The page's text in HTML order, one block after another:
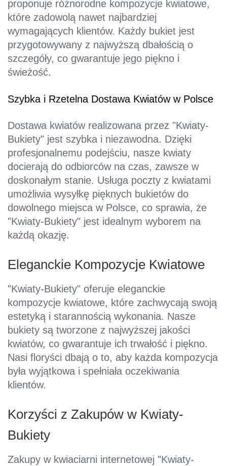
proponuje różnorodne kompozycje kwiatowe,
które zadowolą nawet najbardziej
wymagających klientów. Każdy bukiet jest
przygotowywany z najwyższą dbałością o
szczegóły, co gwarantuje jego piękno i
świeżość.
Szybka i Rzetelna Dostawa Kwiatów w Polsce
Dostawa kwiatów realizowana przez "Kwiaty-
Bukiety" jest szybka i niezawodna. Dzięki
profesjonalnemu podejściu, nasze kwiaty
docierają do odbiorców na czas, zawsze w
doskonałym stanie. Usługa poczty z kwiatami
umożliwia wysyłkę pięknych bukietów do
dowolnego miejsca w Polsce, co sprawia, że
"Kwiaty-Bukiety" jest idealnym wyborem na
każdą okazję.
Eleganckie Kompozycje Kwiatowe
"Kwiaty-Bukiety" oferuje eleganckie
kompozycje kwiatowe, które zachwycają swoją
estetyką i starannością wykonania. Nasze
bukiety są tworzone z najwyższej jakości
kwiatów, co gwarantuje ich trwałość i piękno.
Nasi floryści dbają o to, aby każda kompozycja
była wyjątkowa i spełniała oczekiwania
klientów.
Korzyści z Zakupów w Kwiaty-
Bukiety
Zakupy w kwiaciarni internetowej "Kwiaty-